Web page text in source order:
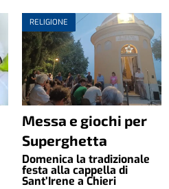
RELIGIONE
Messa e giochi per
Superghetta
Domenica la tradizionale
festa alla cappella di
Sant’Irene a Chieri